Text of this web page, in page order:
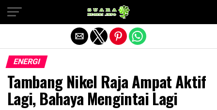
ENERGI
Tambang Nikel Raja Ampat Aktif
Lagi, Bahaya Mengintai Lagi
Exit mobile version